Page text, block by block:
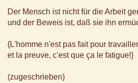
Der Mensch ist nicht für die Arbeit
und der Beweis ist, daß sie ihn
{L'homme n'est pas fait pour travailler
et la preuve, c'est que ça le fatigue!}
(zugeschrieben)